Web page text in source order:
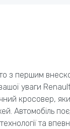
з першим
уваги
кросовер,
Автомобіль
та